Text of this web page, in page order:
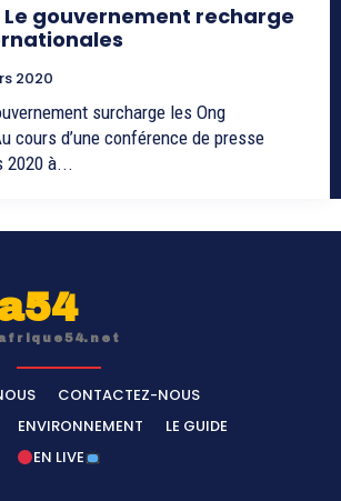
Le gouvernement recharge
2020
surcharge les Ong
2020 à...
CONTACTEZ-NOUS
ENVIRONNEMENT
LE GUIDE
EN LIVE